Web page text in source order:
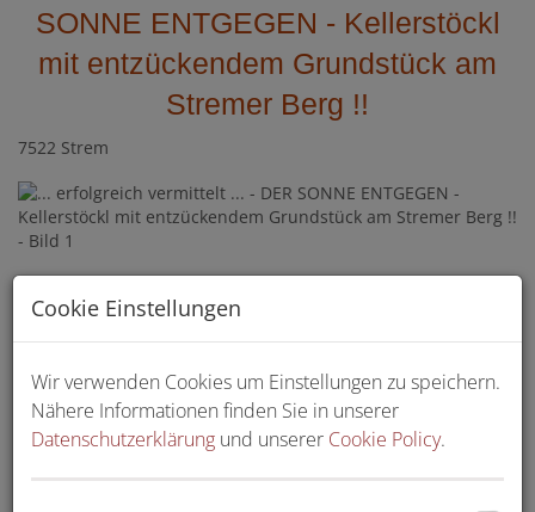
SONNE ENTGEGEN - Kellerstöckl
mit entzückendem Grundstück am
Stremer Berg !!
7522 Strem
Cookie Einstellungen
Wir verwenden Cookies um Einstellungen zu speichern.
Nähere Informationen finden Sie in unserer
Datenschutzerklärung und unserer Cookie Policy.